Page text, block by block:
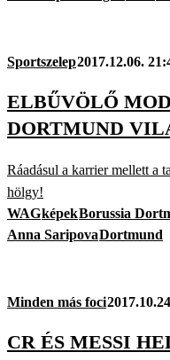
Sportszelep2017.12.06.
ELBŰVÖLŐ
DORTMUND
Ráadásul a karrier mellett a
hölgy!
WAGképekBorussia
Anna SaripovaDortmund
Minden más foci
CR ÉS MESSI